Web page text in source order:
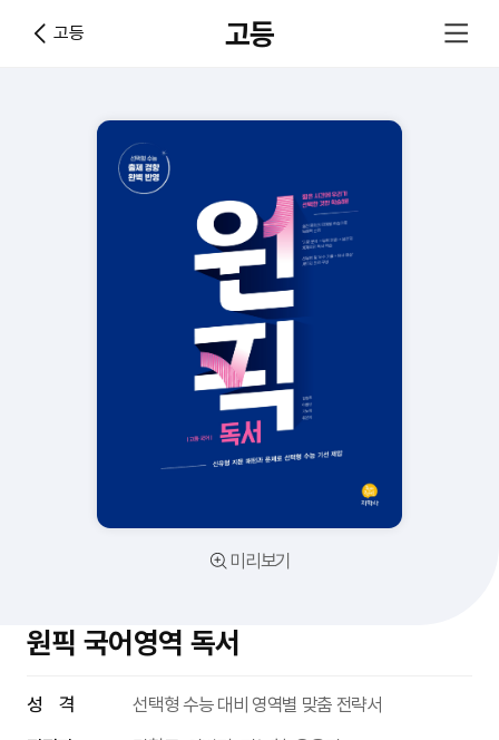
고등 고등
미리보기
원픽 국어영역 독서
성 격
선택형 수능 대비 영역별 맞춤 전략서